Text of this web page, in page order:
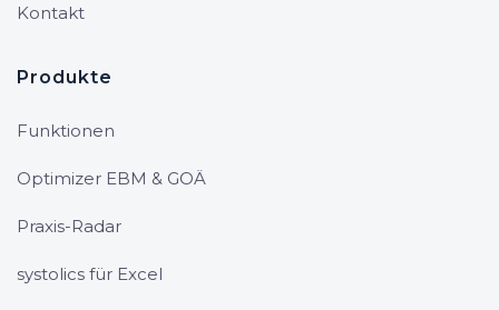
Kontakt
Produkte
Funktionen
Optimizer EBM & GOÄ
Praxis-Radar
systolics für Excel